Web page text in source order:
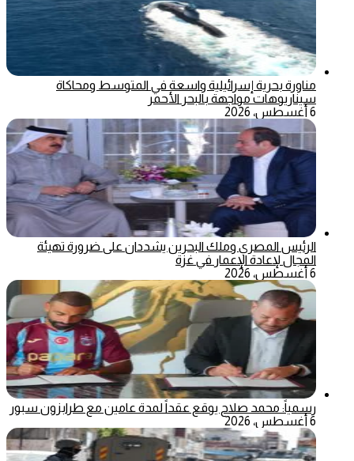
مناورة بحرية إسرائيلية واسعة في المتوسط ومحاكاة
سيناريوهات مواجهة بالبحر الأحمر
6 أغسطس، 2026
الرئيس المصري وملك البحرين يشددان على ضرورة تهيئة
المجال لإعادة الإعمار في غزة
6 أغسطس، 2026
رسمياً: محمد صلاح يوقع عقداً لمدة عامين مع طرابزون سبور
6 أغسطس، 2026